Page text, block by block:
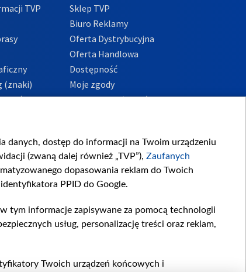
TVP
(znaki)
Sklep TVP
Biuro Reklamy
Oferta Dystrybucyjna
Oferta Handlowa
Dostępność
Moje zgody
Procedura zgłoszeń
danych, dostęp do informacji na Twoim urządzeniu
(zwaną dalej również „TVP”), Zaufanych
dopasowania reklam do Twoich
PPID do Google.
tym informacje zapisywane za pomocą technologii
usług, personalizację treści oraz reklam,
Twoich urządzeń końcowych i